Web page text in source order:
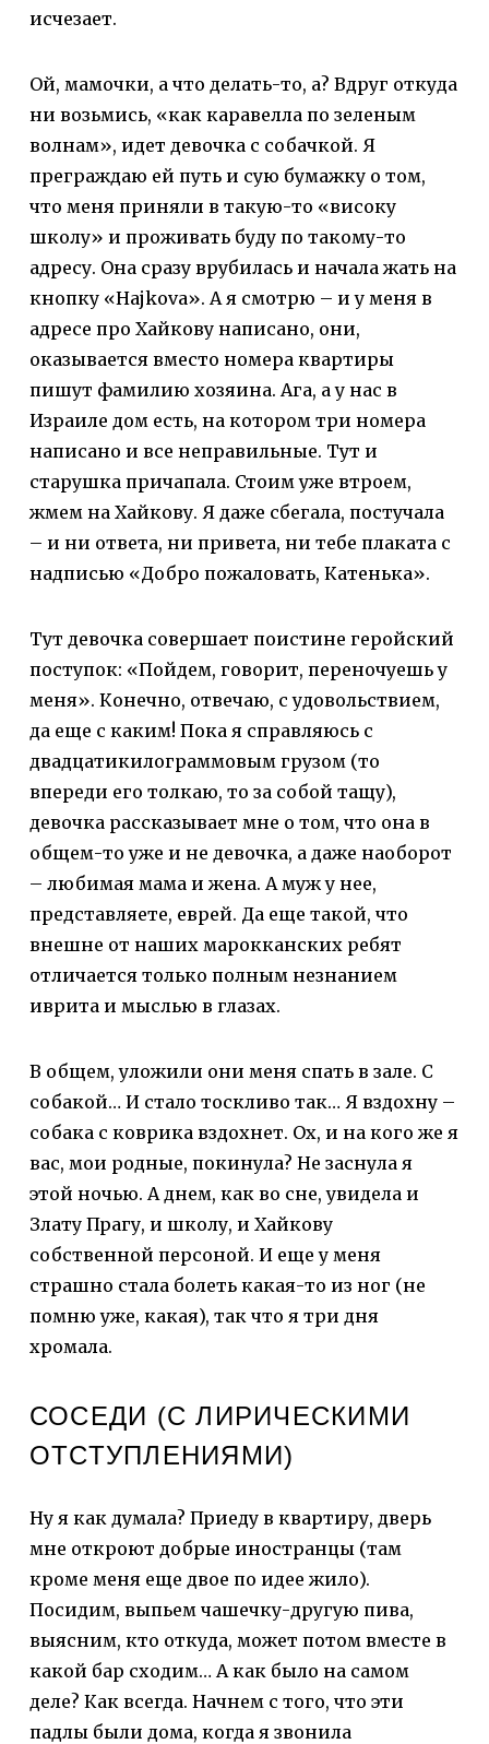
исчезает.
Ой, мамочки, а что делать-то, а? Вдруг откуда
ни возьмись, «как каравелла по зеленым
волнам», идет девочка с собачкой. Я
преграждаю ей путь и сую бумажку о том,
что меня приняли в такую-то «високу
школу» и проживать буду по такому-то
адресу. Она сразу врубилась и начала жать на
кнопку «Hajkova». А я смотрю – и у меня в
адресе про Хайкову написано, они,
оказывается вместо номера квартиры
пишут фамилию хозяина. Ага, а у нас в
Израиле дом есть, на котором три номера
написано и все неправильные. Тут и
старушка причапала. Стоим уже втроем,
жмем на Хайкову. Я даже сбегала, постучала
– и ни ответа, ни привета, ни тебе плаката с
надписью «Добро пожаловать, Катенька».
Тут девочка совершает поистине геройский
поступок: «Пойдем, говорит, переночуешь у
меня». Конечно, отвечаю, с удовольствием,
да еще с каким! Пока я справляюсь с
двадцатикилограммовым грузом (то
впереди его толкаю, то за собой тащу),
девочка рассказывает мне о том, что она в
общем-то уже и не девочка, а даже наоборот
– любимая мама и жена. А муж у нее,
представляете, еврей. Да еще такой, что
внешне от наших марокканских ребят
отличается только полным незнанием
иврита и мыслью в глазах.
В общем, уложили они меня спать в зале. С
собакой… И стало тоскливо так… Я вздохну –
собака с коврика вздохнет. Ох, и на кого же я
вас, мои родные, покинула? Не заснула я
этой ночью. А днем, как во сне, увидела и
Злату Прагу, и школу, и Хайкову
собственной персоной. И еще у меня
страшно стала болеть какая-то из ног (не
помню уже, какая), так что я три дня
хромала.
СОСЕДИ (С ЛИРИЧЕСКИМИ
ОТСТУПЛЕНИЯМИ)
Ну я как думала? Приеду в квартиру, дверь
мне откроют добрые иностранцы (там
кроме меня еще двое по идее жило).
Посидим, выпьем чашечку-другую пива,
выясним, кто откуда, может потом вместе в
какой бар сходим… А как было на самом
деле? Как всегда. Начнем с того, что эти
падлы были дома, когда я звонила